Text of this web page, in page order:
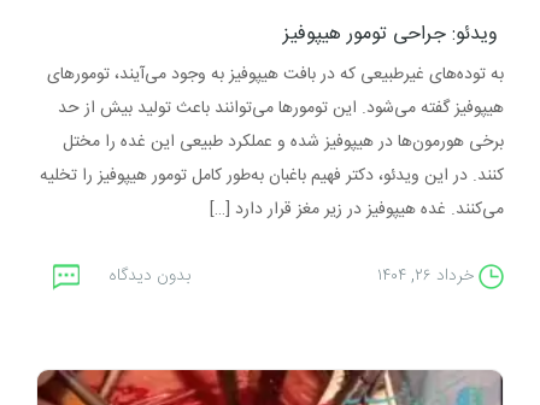
ویدئو: جراحی تومور هیپوفیز
به توده‌های غیرطبیعی که در بافت هیپوفیز به وجود می‌آیند، تومورهای
هیپوفیز گفته می‌شود. این تومورها می‌توانند باعث تولید بیش از حد
برخی هورمون‌ها در هیپوفیز شده و عملکرد طبیعی این غده را مختل
کنند. در این ویدئو، دکتر فهیم باغبان به‌طور کامل تومور هیپوفیز را تخلیه
می‌کنند. غده هیپوفیز در زیر مغز قرار دارد […]
خرداد ۲۶, ۱۴۰۴ بدون دیدگاه